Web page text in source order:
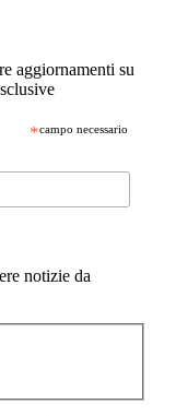
aggiornamenti su
*campo necessario
notizie da